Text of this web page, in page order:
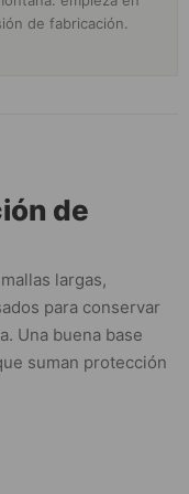
de fabricación.
de
largas,
para conservar
Una buena base
suman protección